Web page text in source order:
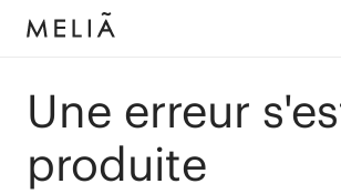
Une erreur
produite